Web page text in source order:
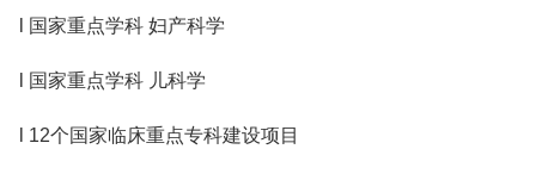
l 国家重点学科 妇产科学
l 国家重点学科 儿科学
l 12个国家临床重点专科建设项目